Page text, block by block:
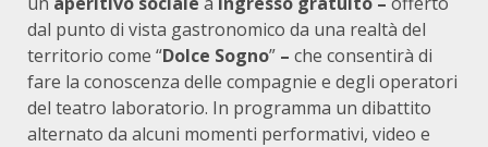
dal punto di vista gastronomico da una realtà del
territorio come “Dolce Sogno” – che consentirà di
fare la conoscenza delle compagnie e degli operatori
del teatro laboratorio. In programma un dibattito
alternato da alcuni momenti performativi, video e